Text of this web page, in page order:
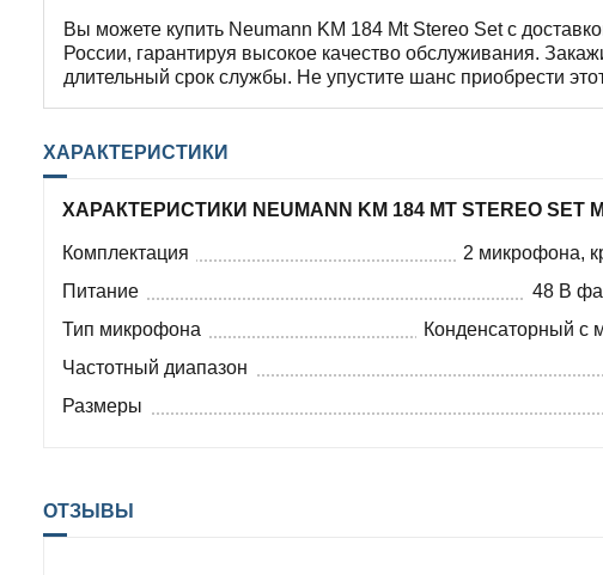
Вы можете купить Neumann KM 184 Mt Stereo Set с
России, гарантируя высокое качество обслуживания.
длительный срок службы. Не упустите шанс приобрести
ХАРАКТЕРИСТИКИ
ХАРАКТЕРИСТИКИ NEUMANN KM 184 MT STEREO
Комплектация
2 микрофона,
Питание
48 В
Тип микрофона
Конденсаторный с
Частотный диапазон
Размеры
ОТЗЫВЫ